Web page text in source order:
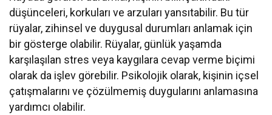
düşünceleri, korkuları ve arzuları yansıtabilir. Bu tür
rüyalar, zihinsel ve duygusal durumları anlamak için
bir gösterge olabilir. Rüyalar, günlük yaşamda
karşılaşılan stres veya kaygılara cevap verme biçimi
olarak da işlev görebilir. Psikolojik olarak, kişinin içsel
çatışmalarını ve çözülmemiş duygularını anlamasına
yardımcı olabilir.